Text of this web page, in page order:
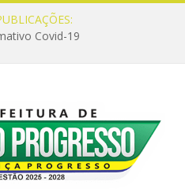
Covid-19